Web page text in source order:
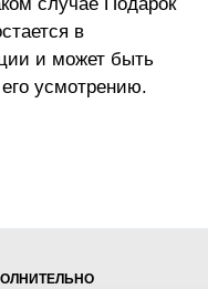
в
и может быть
усмотрению.